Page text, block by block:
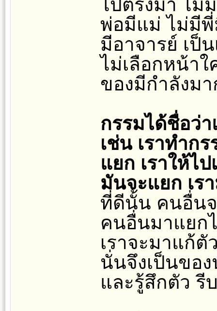
ไปตรงมา ไม่
พ่อมีแม่ ไม่มี
มีอาจารย์ เป็
ไม่เลือกหน้า
ของมีกำลังมา
กรรมได้ชื่อว่
เช่น เราทำก
แยก เราให้ไ
มันจะแยก เร
ที่ดีนั้น คนอื่น
คนอื่นมาแยก
เราจะมาแก้
นั่นจึงเป็นของ
และรู้สึกตัว รี